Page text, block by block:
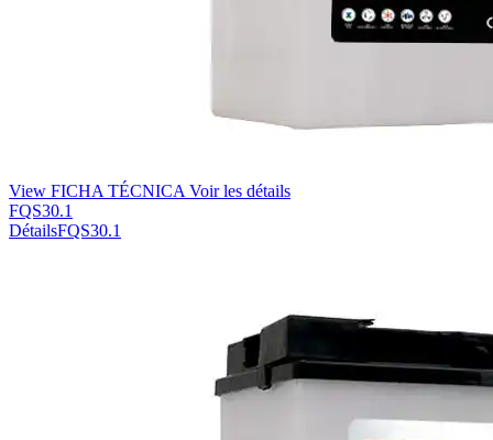
View FICHA TÉCNICA Voir les détails
FQS30.1
DétailsFQS30.1